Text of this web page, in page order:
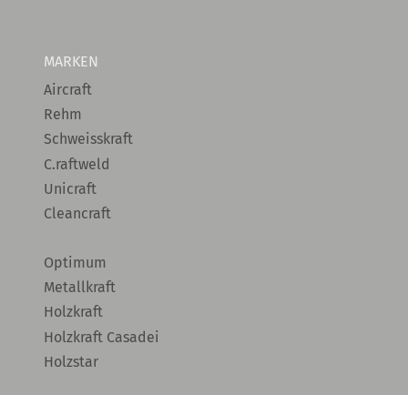
MARKEN
Aircraft
Rehm
Schweisskraft
C.raftweld
Unicraft
Cleancraft
Optimum
Metallkraft
Holzkraft
Holzkraft Casadei
Holzstar